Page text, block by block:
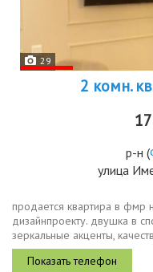
29
2 комн.
р-н (
улица
продается квартира в
дизайнпроекту. двушка в
зеркальные акценты,
спальня с мягким
раскладывается в...